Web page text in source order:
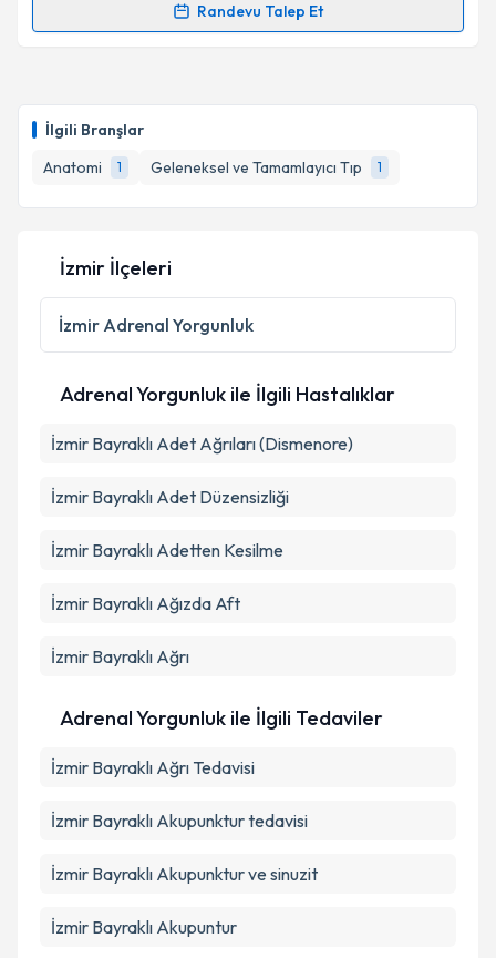
İlgili Branşlar
Anatomi
1 Geleneksel ve Tamamlayıcı Tıp 1
Randevu Talep Et
Randevu Takvimi Talebi
takvim hazırlandığında e-posta ile bilgilendireceğiz.
E-posta Adresiniz
Kişisel verilerimin işlenmesine ilişkinAydınlatma
Metni
'ni okudum ve kişisel verilerimin belirtilen
kapsamda işlenmesini kabul ediyorum.
Takvim Talebini Gönder
İzmir İlçeleri
İzmir Adrenal Yorgunluk
Adrenal Yorgunluk ile İlgili Hastalıklar
İzmir Bayraklı Adet Ağrıları (Dismenore)
İzmir Bayraklı Adet Düzensizliği
İzmir Bayraklı Adetten Kesilme
İzmir Bayraklı Ağızda Aft
İzmir Bayraklı Ağrı
Adrenal Yorgunluk ile İlgili Tedaviler
İzmir Bayraklı Ağrı Tedavisi
İzmir Bayraklı Akupunktur tedavisi
İzmir Bayraklı Akupunktur ve sinuzit
İzmir Bayraklı Akupuntur